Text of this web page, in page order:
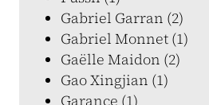
Gabriel Garran (2)
Gabriel Monnet (1)
Gaëlle Maidon (2)
Gao Xingjian (1)
Garance (1)